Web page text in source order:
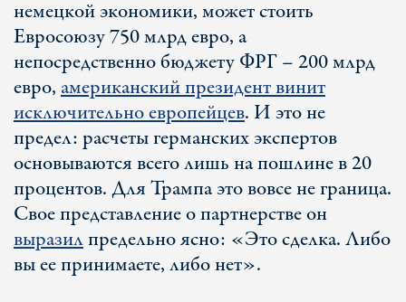
немецкой экономики, может стоить
Евросоюзу 750 млрд евро, а
непосредственно бюджету ФРГ – 200 млрд
евро,американский президент винит
исключительно европейцев. И это не
предел: расчеты германских экспертов
основываются всего лишь на пошлине в 20
процентов. Для Трампа это вовсе не граница.
Свое представление о партнерстве он
выразилпредельно ясно: «Это сделка. Либо
вы ее принимаете, либо нет».